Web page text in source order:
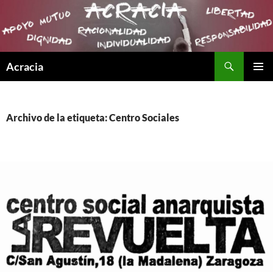
Acracia
Archivo de la etiqueta: Centro Sociales